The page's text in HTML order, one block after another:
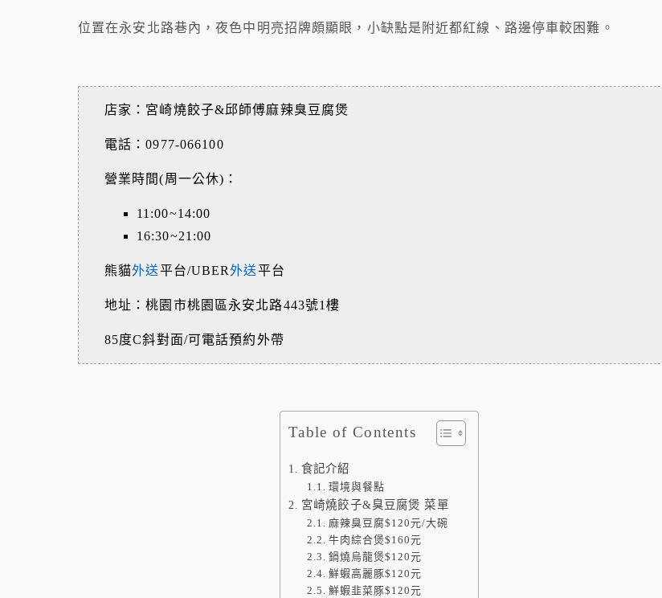
位置在永安北路巷內，夜色中明亮招牌頗顯眼，小缺點是附近都紅線、路邊停車較困難。
店家：宮崎燒餃子&邱師傅麻辣臭豆腐煲
電話：0977-066100
營業時間(周一公休)：
11:00~14:00
16:30~21:00
熊貓外送平台/UBER外送平台
地址：桃園市桃園區永安北路443號1樓
85度C斜對面/可電話預約外帶
Table of Contents
食記介紹
環境與餐點
宮崎燒餃子&臭豆腐煲 菜單
麻辣臭豆腐$120元/大碗
牛肉綜合煲$160元
鍋燒烏龍煲$120元
鮮蝦高麗豚$120元
鮮蝦韭菜豚$120元